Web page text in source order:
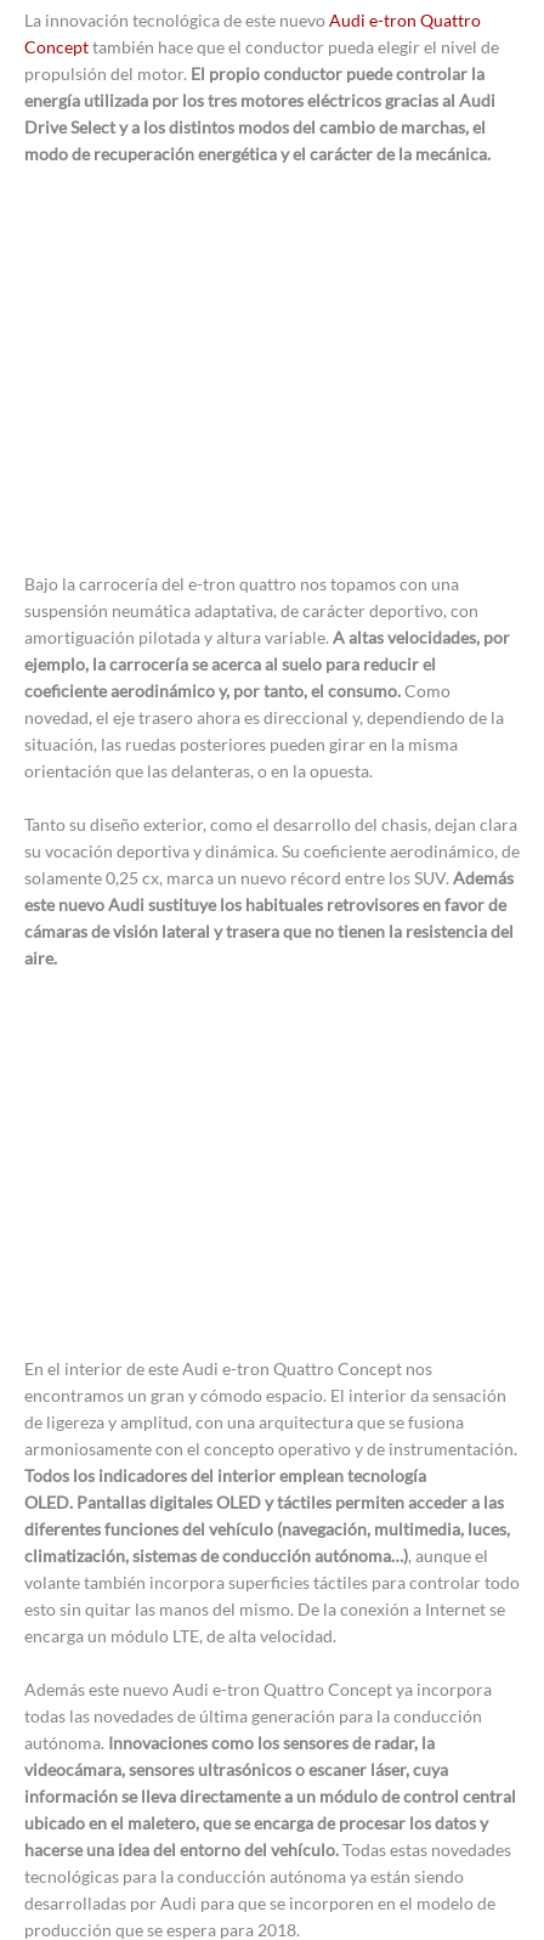
La innovación tecnológica de este nuevoAudi e-tron Quattro
Concepttambién hace que el conductor pueda elegir el nivel de
propulsión del motor. El propio conductor puede controlar la
energía utilizada por los tres motores eléctricos gracias al Audi
Drive Select y a los distintos modos del cambio de marchas, el
modo de recuperación energética y el carácter de la mecánica.
Bajo la carrocería del e-tron quattro nos topamos con una
suspensión neumática adaptativa, de carácter deportivo, con
amortiguación pilotada y altura variable. A altas velocidades, por
ejemplo, la carrocería se acerca al suelo para reducir el
coeficiente aerodinámico y, por tanto, el consumo.Como
novedad, el eje trasero ahora es direccional y, dependiendo de la
situación, las ruedas posteriores pueden girar en la misma
orientación que las delanteras, o en la opuesta.
Tanto su diseño exterior, como el desarrollo del chasis, dejan clara
su vocación deportiva y dinámica. Su coeficiente aerodinámico, de
solamente 0,25 cx, marca un nuevo récord entre los SUV. Además
este nuevo Audi sustituye los habituales retrovisores en favor de
cámaras de visión lateral y trasera que no tienen la resistencia del
aire.
En el interior de este Audi e-tron Quattro Concept nos
encontramos un gran y cómodo espacio. El interior da sensación
de ligereza y amplitud, con una arquitectura que se fusiona
armoniosamente con el concepto operativo y de instrumentación.
Todos los indicadores del interior emplean tecnología
OLED. Pantallas digitales OLED y táctiles permiten acceder a las
diferentes funciones del vehículo (navegación, multimedia, luces,
climatización, sistemas de conducción autónoma…), aunque el
volante también incorpora superficies táctiles para controlar todo
esto sin quitar las manos del mismo. De la conexión a Internet se
encarga un módulo LTE, de alta velocidad.
Además este nuevo Audi e-tron Quattro Concept ya incorpora
todas las novedades de última generación para la conducción
autónoma. Innovaciones como los sensores de radar, la
videocámara, sensores ultrasónicos o escaner láser, cuya
información se lleva directamente a un módulo de control central
ubicado en el maletero, que se encarga de procesar los datos y
hacerse una idea del entorno del vehículo.Todas estas novedades
tecnológicas para la conducción autónoma ya están siendo
desarrolladas por Audi para que se incorporen en el modelo de
producción que se espera para 2018.